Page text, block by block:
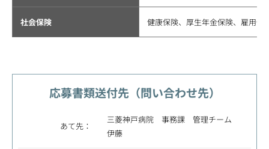
社会保険 健康保険、厚生年金保険、雇用保
応募書類送付先（問い合わせ先）
あて先：
三菱神戸病院 事務課 管理チーム
伊藤